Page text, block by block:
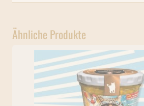
Ähnliche Produkte